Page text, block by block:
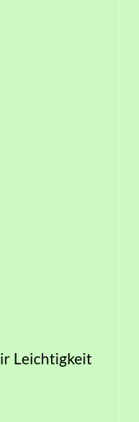
Leichtigkeit